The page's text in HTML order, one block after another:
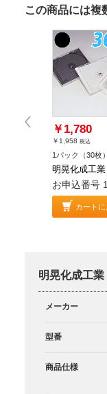
この商品には複
￥1,780
￥1,958 税込
1パック（30枚）
お申込番号
カート
明晃化成工
メーカー
型番
商品仕様